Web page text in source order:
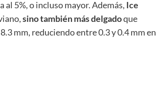
5%, o incluso mayor. Además, Ice
sino también más delgadoque
mm, reduciendo entre 0.3 y 0.4 mm en